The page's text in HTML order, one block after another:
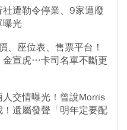
遭勒令停業、9家遭廢
曝光
、座位表、售票平台！
金宣虎…卡司名單不斷更
交情曝光！曾說Morris
遺屬發聲「明年定要配